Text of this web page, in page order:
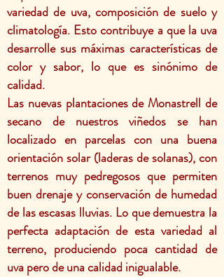
variedad de uva, composición de suelo y
climatología. Esto contribuye a que la uva
desarrolle sus máximas características de
color y sabor, lo que es sinónimo de
calidad.
Las nuevas plantaciones de Monastrell de
secano de nuestros viñedos se han
localizado en parcelas con una buena
orientación solar (laderas de solanas), con
terrenos muy pedregosos que permiten
buen drenaje y conservación de humedad
de las escasas lluvias. Lo que demuestra la
perfecta adaptación de esta variedad al
terreno, produciendo poca cantidad de
uva pero de una calidad inigualable.